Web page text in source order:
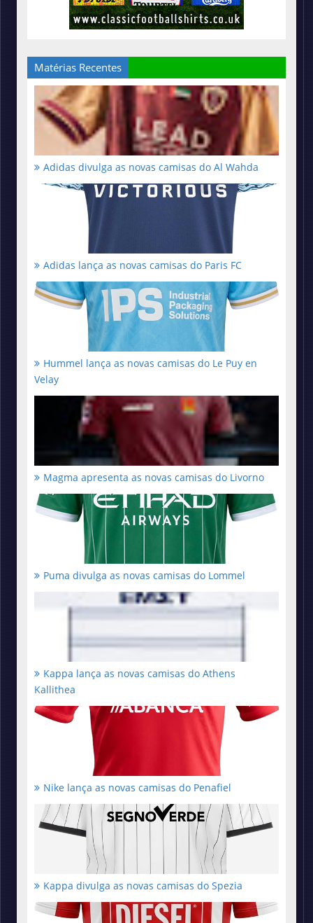
Matérias Recentes
Adidas divulga as novas camisas do Al Wahda
Adidas lança as novas camisas do Paris FC
Hummel lança as novas camisas do Le Puy en
Velay
Magma apresenta as novas camisas do Livorno
Puma divulga as novas camisas do Lommel
Kappa lança as novas camisas do Athens
Kallithea
Nike lança as novas camisas do Penafiel
Kappa divulga as novas camisas do Spezia